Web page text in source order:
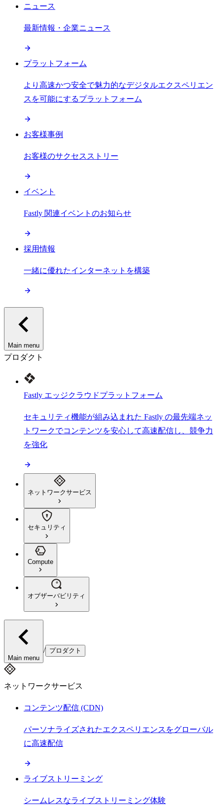
ニュース
最新情報・企業ニュース
プラットフォーム
より高速かつ安全で魅力的なデジタルエクスペリエン
スを可能にするプラットフォーム
お客様事例
お客様のサクセスストリー
イベント
Fastly 関連イベントのお知らせ
採用情報
一緒に優れたインターネットを構築
Main menu
プロダクト
Fastly エッジクラウドプラットフォーム
セキュリティ機能が組み込まれた Fastly の最先端ネッ
トワークでコンテンツを安心して高速配信し、競争力
を強化
ネットワークサービス
セキュリティ
Compute
オブザーバビリティ
Main menu
/ プロダクト
ネットワークサービス
コンテンツ配信 (CDN)
パーソナライズされたエクスペリエンスをグローバル
に高速配信
ライブストリーミング
シームレスなライブストリーミング体験